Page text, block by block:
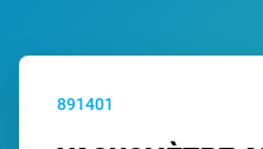
891401